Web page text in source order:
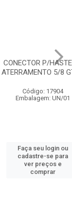
P/HASTE DE
5/8 GTDU
Código: 17904
UN/01
seu login ou
se para
ver preços e